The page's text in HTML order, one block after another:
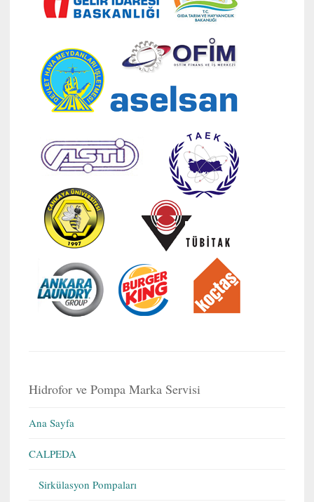
Hidrofor ve Pompa Marka Servisi
Ana Sayfa
CALPEDA
Sirkülasyon Pompaları